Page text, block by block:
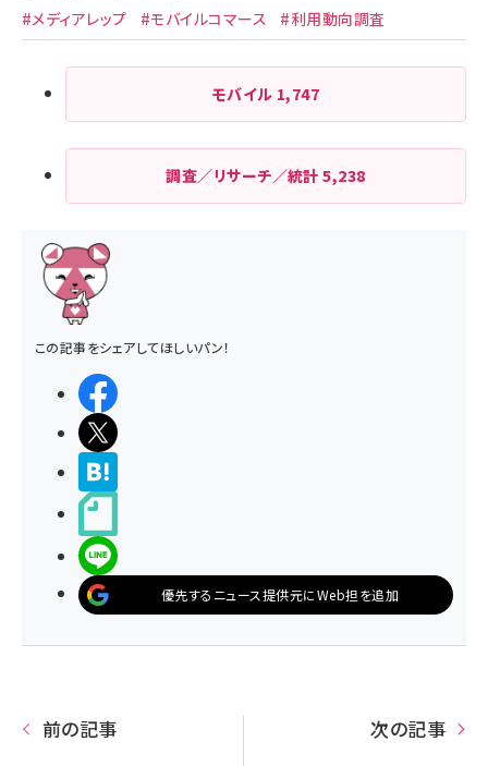
#メディアレップ #モバイルコマース #利用動向調査
モバイル 1,747
調査／リサーチ／統計5,238
この記事をシェアしてほしいパン！
優先するニュース提供元にWeb担を追加
前の記事 次の記事